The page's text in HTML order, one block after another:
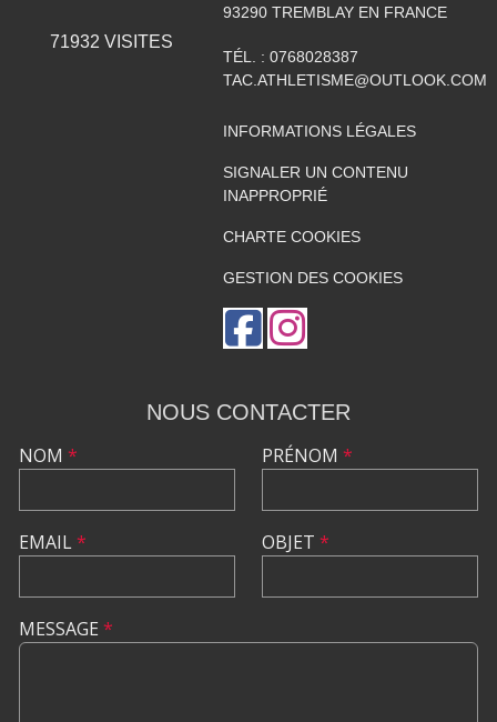
71932 VISITES
93290 TREMBLAY EN FRANCE
TÉL. : 0768028387
TAC.ATHLETISME@OUTLOOK.COM
INFORMATIONS LÉGALES
SIGNALER UN CONTENU
INAPPROPRIÉ
CHARTE COOKIES
GESTION DES COOKIES
NOUS CONTACTER
NOM *
EMAIL*
PRÉNOM *
OBJET *
MESSAGE *